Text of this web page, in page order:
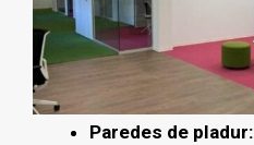
Paredes de pladur: